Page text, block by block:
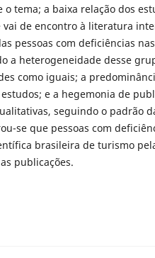
o tema; a baixa relação dos
vai de encontro à literatura
pessoas com deficiências
a heterogeneidade desse
como iguais; a
e a hegemonia de
seguindo o padrão
se que pessoas com
brasileira de turismo
publicações.